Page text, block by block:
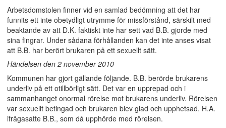
Arbetsdomstolen finner vid en samlad bedömning att det har
funnits ett inte obetydligt utrymme för missförstånd, särskilt med
beaktande av att D.K. faktiskt inte har sett vad B.B. gjorde med
sina fingrar. Under sådana förhållanden kan det inte anses visat
att B.B. har berört brukaren på ett sexuellt sätt.
Händelsen den 2 november 2010
Kommunen har gjort gällande följande. B.B. berörde brukarens
underliv på ett otillbörligt sätt. Det var en upprepad och i
sammanhanget onormal rörelse mot brukarens underliv. Rörelsen
var sexuellt betingad och brukaren blev glad och upphetsad. H.A.
ifrågasatte B.B., som då upphörde med rörelsen.